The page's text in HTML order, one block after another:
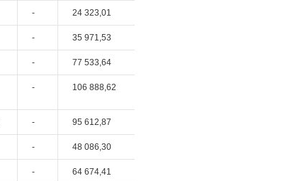
- 24 323,01
- 35 971,53
- 77 533,64
- 106 888,62
- 95 612,87
- 48 086,30
- 64 674,41